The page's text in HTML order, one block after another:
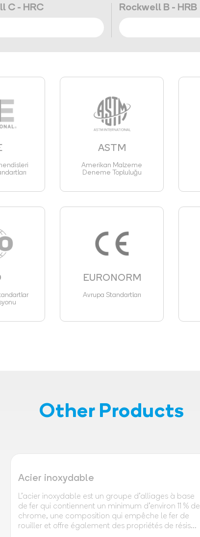
C - HRC Rockwell B - HRB
ASTM
Amerikan Malzeme
Deneme Topluluğu
EURONORM
Avrupa Standartları
Other Products
Acier inoxydable
L'acier inoxydable est un groupe d'alliages à base
de fer qui contiennent un minimum d'environ 11 % de
chrome, une composition qui empêche le fer de
rouiller et offre également des propriétés de résis...